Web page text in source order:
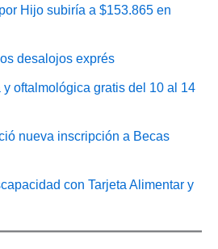
Hijo subiría a $153.865 en
desalojos exprés
oftalmológica gratis del 10 al 14
nueva inscripción a Becas
con Tarjeta Alimentar y